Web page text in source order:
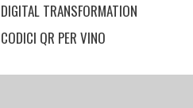
DIGITAL TRANSFORMATION
CODICI QR PER VINO